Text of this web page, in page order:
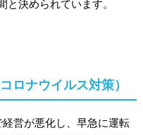
と決められています。
ナウイルス対策）
営が悪化し、早急に運転